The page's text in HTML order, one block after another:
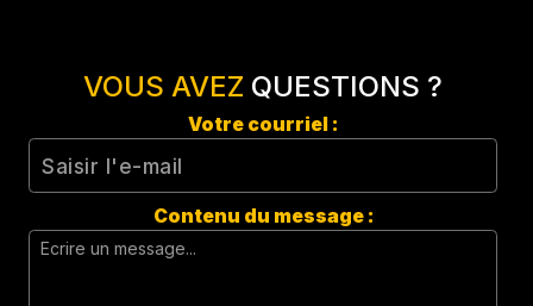
VOUS AVEZ QUESTIONS ?
Votre courriel :
Contenu du message :